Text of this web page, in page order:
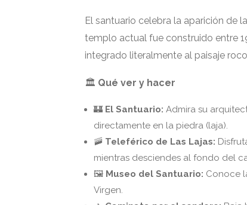
El santuario celebra la aparición de
templo actual fue construido entre
integrado literalmente al paisaje
🏛️ Qué ver y hacer
🏰 El Santuario: Admira su
directamente en la piedra (laja).
🚠 Teleférico de Las Lajas:
mientras desciendes al fondo del
🖼️ Museo del Santuario: Conoce
Virgen.